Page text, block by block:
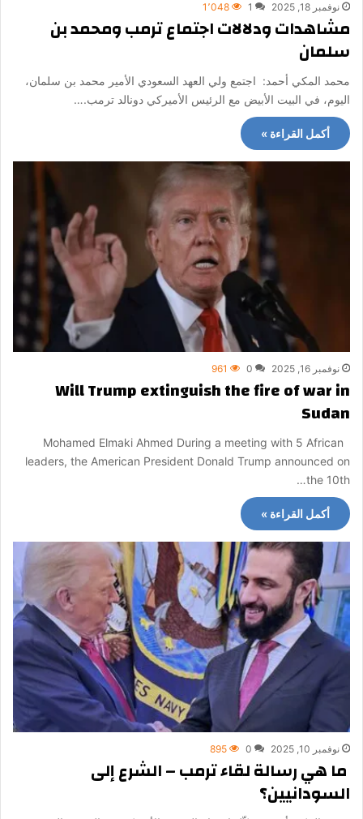
نوفمبر 18, 2025 1 1٬048
مشاهدات ودلالات اجتماع ترمب ومحمد بن
سلمان
محمد المكي أحمد: اجتمع ولي العهد السعودي الأمير محمد بن سلمان،
اليوم، في البيت الأبيض مع الرئيس الأميركي دونالد ترمب.…
أكمل القراءة »
نوفمبر 16, 2025 0
961
Will Trump extinguish the fire of war in
Sudan
Mohamed Elmaki Ahmed During a meeting with 5 African
leaders, the American President Donald Trump announced on
the 10th…
أكمل القراءة »
نوفمبر 10, 2025 0
895
ما هي رسالة لقاء ترمب – الشرع إلى
السودانيين؟